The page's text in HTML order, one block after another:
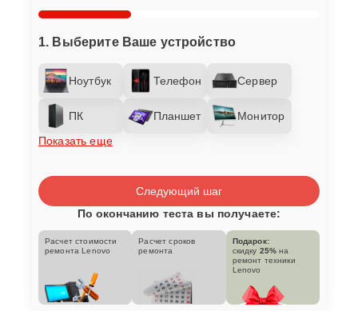
1. Выберите Ваше устройство
Ноутбук Телефон Сервер
ПК Планшет
Монитор
Показать еще
Следующий шаг
По окончанию теста вы получаете:
Расчет стоимости
ремонта Lenovo
Расчет сроков
ремонта
Подарок:
скидку 25% на
ремонт техники
Lenovo